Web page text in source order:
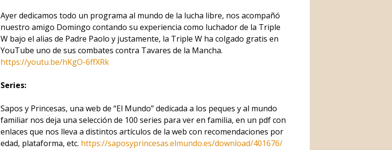
Ayer dedicamos todo un programa al mundo de la lucha libre, nos acompañó
nuestro amigo Domingo contando su experiencia como luchador de la Triple
W bajo el alias de Padre Paolo y justamente, la Triple W ha colgado gratis en
YouTube uno de sus combates contra Tavares de la Mancha.
https://youtu.be/hKgO-6ffXRk
Series:
Sapos y Princesas, una web de “El Mundo” dedicada a los peques y al mundo
familiar nos deja una selección de 100 series para ver en familia, en un pdf con
enlaces que nos lleva a distintos artículos de la web con recomendaciones por
edad, plataforma, etc. https://saposyprincesas.elmundo.es/download/401676/